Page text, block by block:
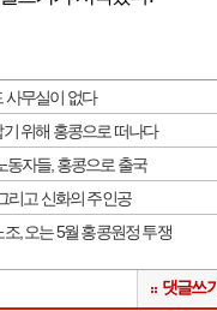
사무실이 없다
위해 홍콩으로 떠나다
동자들, 홍콩으로 출국
리고 신화의 주인공
, 오는 5월 홍콩원정 투쟁
댓글쓰기